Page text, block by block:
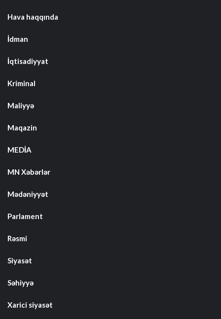
Hava haqqında
İdman
İqtisadiyyat
Kriminal
Maliyyə
Maqazin
MEDİA
MN Xəbərlər
Mədəniyyət
Parlament
Rəsmi
Siyasət
Səhiyyə
Xarici siyasət